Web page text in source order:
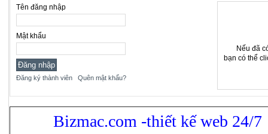
Tên đăng nhập
Mật khẩu
Đăng ký thành viên Quên mật khẩu?
Nếu đã
bạn có thể
Bizmac.com -thiết kế web 24/7